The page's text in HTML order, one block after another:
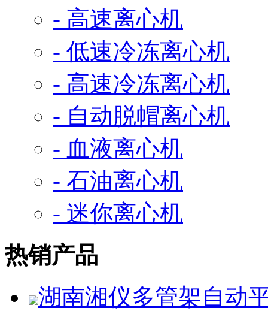
- 高速离心机
- 低速冷冻离心机
- 高速冷冻离心机
- 自动脱帽离心机
- 血液离心机
- 石油离心机
- 迷你离心机
热销产品
湖南湘仪多管架自动